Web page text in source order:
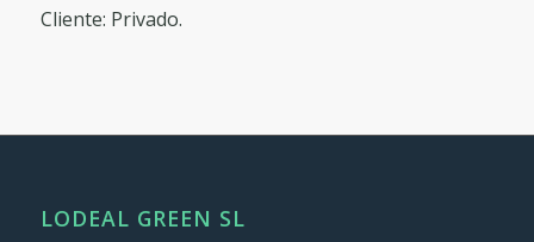
Cliente: Privado.
LODEAL GREEN SL